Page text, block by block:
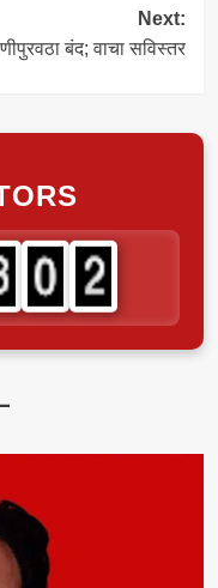
Next:
बंद; वाचा सविस्तर